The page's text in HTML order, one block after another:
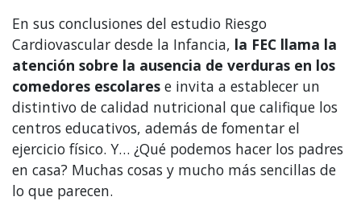
En sus conclusiones del estudio Riesgo
Cardiovascular desde la Infancia, la FEC llama la
atención sobre la ausencia de verduras en los
comedores escolares e invita a establecer un
distintivo de calidad nutricional que califique los
centros educativos, además de fomentar el
ejercicio físico. Y… ¿Qué podemos hacer los padres
en casa? Muchas cosas y mucho más sencillas de
lo que parecen.